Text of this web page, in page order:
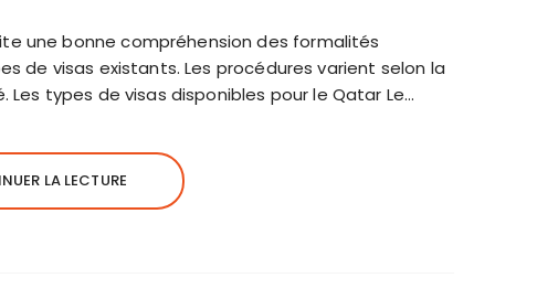
une bonne compréhension des formalités
de visas existants. Les procédures varient selon la
types de visas disponibles pour le Qatar Le…
LA LECTURE